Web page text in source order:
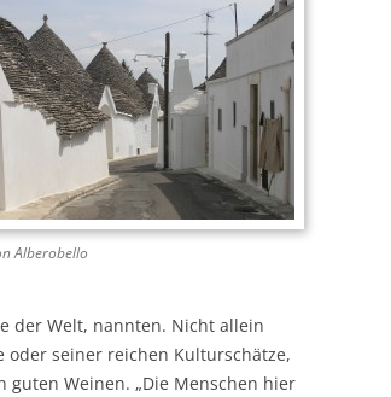
Alberobello
der Welt, nannten. Nicht allein
oder seiner reichen Kulturschätze,
Weinen. „Die Menschen hier